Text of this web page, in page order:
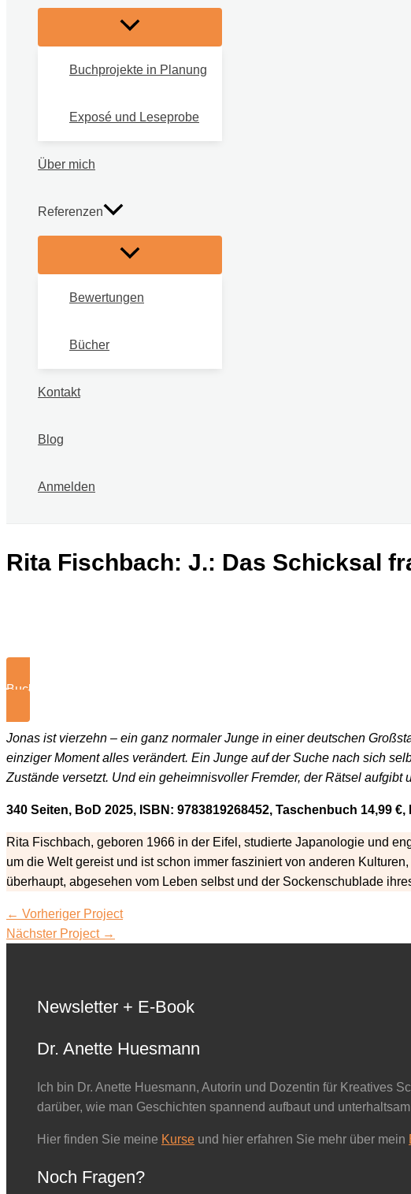
Buchprojekte in Planung
Exposé und Leseprobe
Über mich
Referenzen
Bewertungen
Bücher
Kontakt
Blog
Anmelden
Rita Fischbach: J.: Das Schicksal
Buch kaufen
Jonas ist vierzehn – ein ganz normaler Junge in einer deutschen
einziger Moment alles verändert. Ein Junge auf der Suche nach sich
Zustände versetzt. Und ein geheimnisvoller Fremder, der Rätsel
340 Seiten, BoD 2025, ISBN: 9783819268452, Taschenbuch 14,99 €,
Rita Fischbach, geboren 1966 in der Eifel, studierte Japanologie und
um die Welt gereist und ist schon immer fasziniert von anderen
überhaupt, abgesehen vom Leben selbst und der Sockenschublade
← Vorheriger Project
Nächster Project →
Newsletter + E-Book
Dr. Anette Huesmann
Ich bin Dr. Anette Huesmann, Autorin und Dozentin für Kreatives
darüber, wie man Geschichten spannend aufbaut und
Hier finden Sie meine Kurse und hier erfahren Sie mehr über mein
Noch Fragen?